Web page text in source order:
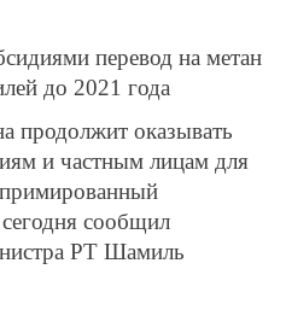
перевод на метан
до 2021 года
продолжит оказывать
и частным лицам для
сообщил
РТ Шамиль